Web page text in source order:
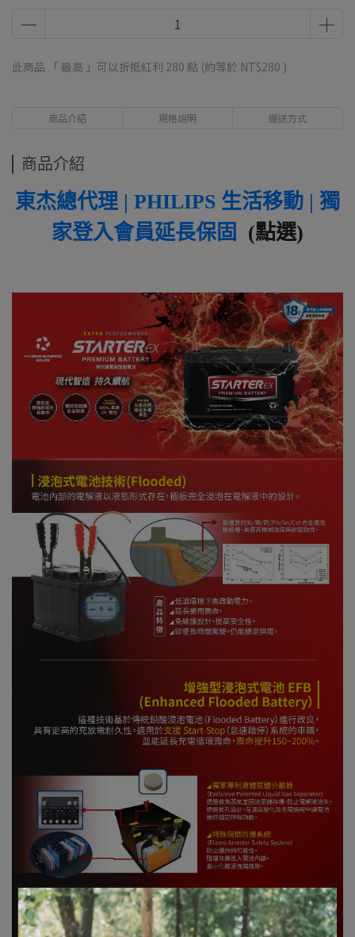
此商品 「 最高 」可以折抵紅利 280 點 (約等於 NT$280 )
商品介紹 規格說明 運送方式
商品介紹
東杰總代理 | PHILIPS 生活移動 | 獨
家登入會員延長保固
(點選)